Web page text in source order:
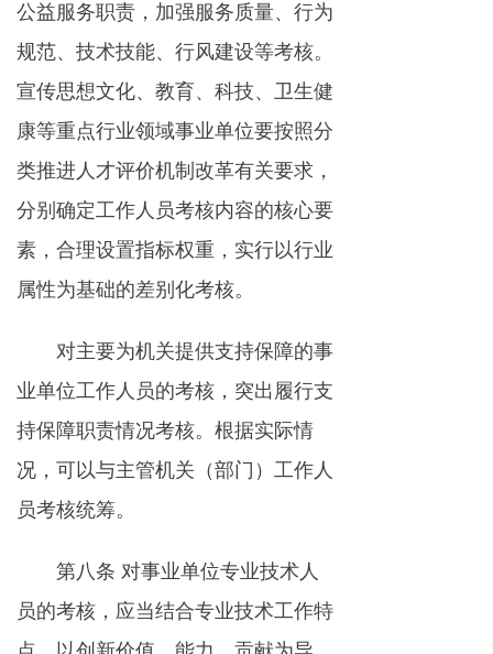
公益服务职责，加强服务质量、行为
规范、技术技能、行风建设等考核。
宣传思想文化、教育、科技、卫生健
康等重点行业领域事业单位要按照分
类推进人才评价机制改革有关要求，
分别确定工作人员考核内容的核心要
素，合理设置指标权重，实行以行业
属性为基础的差别化考核。
对主要为机关提供支持保障的事
业单位工作人员的考核，突出履行支
持保障职责情况考核。根据实际情
况，可以与主管机关（部门）工作人
员考核统筹。
第八条 对事业单位专业技术人
员的考核，应当结合专业技术工作特